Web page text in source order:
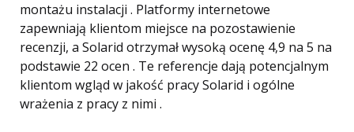
montażu instalacji . Platformy internetowe
zapewniają klientom miejsce na pozostawienie
recenzji, a Solarid otrzymał wysoką ocenę 4,9 na 5 na
podstawie 22 ocen . Te referencje dają potencjalnym
klientom wgląd w jakość pracy Solarid i ogólne
wrażenia z pracy z nimi .